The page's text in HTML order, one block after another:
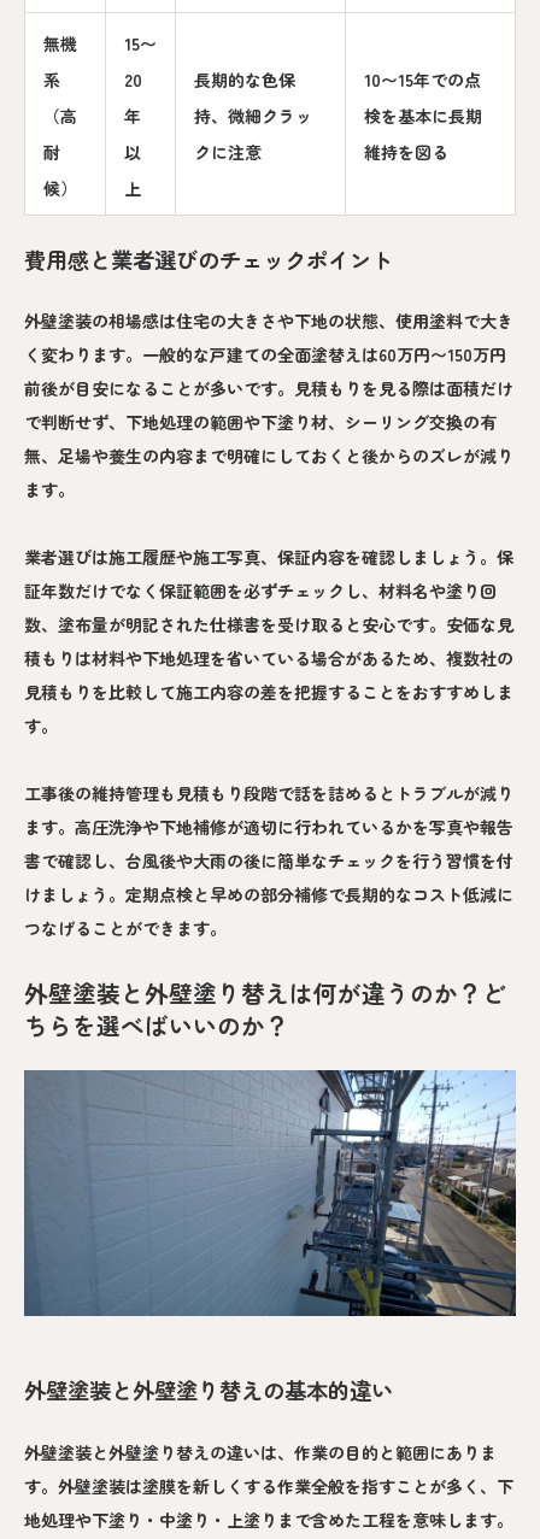
無機
系
（高
耐
候）
15〜
20
年
以
上
長期的な色保
持、微細クラッ
クに注意
10〜15年での点
検を基本に長期
維持を図る
費用感と業者選びのチェックポイント
外壁塗装の相場感は住宅の大きさや下地の状態、使用塗料で大き
く変わります。一般的な戸建ての全面塗替えは60万円〜150万円
前後が目安になることが多いです。見積もりを見る際は面積だけ
で判断せず、下地処理の範囲や下塗り材、シーリング交換の有
無、足場や養生の内容まで明確にしておくと後からのズレが減り
ます。
業者選びは施工履歴や施工写真、保証内容を確認しましょう。保
証年数だけでなく保証範囲を必ずチェックし、材料名や塗り回
数、塗布量が明記された仕様書を受け取ると安心です。安価な見
積もりは材料や下地処理を省いている場合があるため、複数社の
見積もりを比較して施工内容の差を把握することをおすすめしま
す。
工事後の維持管理も見積もり段階で話を詰めるとトラブルが減り
ます。高圧洗浄や下地補修が適切に行われているかを写真や報告
書で確認し、台風後や大雨の後に簡単なチェックを行う習慣を付
けましょう。定期点検と早めの部分補修で長期的なコスト低減に
つなげることができます。
外壁塗装と外壁塗り替えは何が違うのか？ど
ちらを選べばいいのか？
外壁塗装と外壁塗り替えの基本的違い
外壁塗装と外壁塗り替えの違いは、作業の目的と範囲にありま
す。外壁塗装は塗膜を新しくする作業全般を指すことが多く、下
地処理や下塗り・中塗り・上塗りまで含めた工程を意味します。